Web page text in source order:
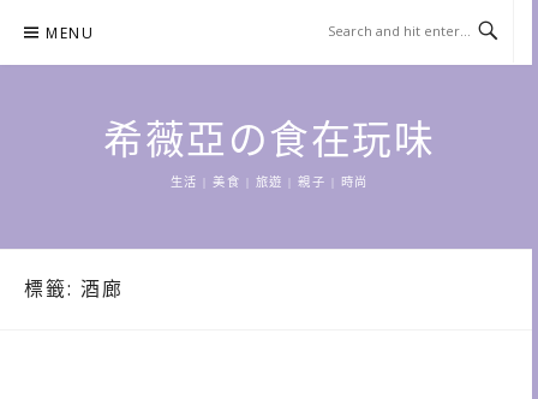
content
MENU
希薇亞の食在玩味
生活 | 美食 | 旅遊 | 親子 | 時尚
標籤: 酒廊